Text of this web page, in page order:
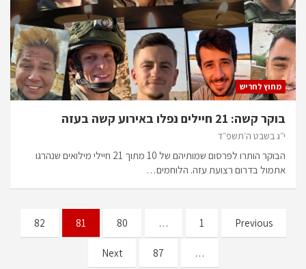
מחוץ לחריש
בוקר קשה: 21 חיילים נפלו באירוע קשה בעזה
י״ג בשבט ה׳תשפ״ד
הבוקר הותרו לפרסום שמותיהם של 10 מתוך 21 חיילי מילואים שנהרגו
אתמול בדרום רצועת עזה. הלוחמים…
Posts
pagination
Previous
1
…
80
81
82
…
87
Next